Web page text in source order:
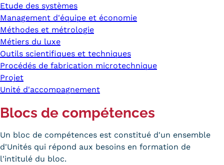
Etude des systèmes
Management d'équipe et économie
Méthodes et métrologie
Métiers du luxe
Outils scientifiques et techniques
Procédés de fabrication microtechnique
Projet
Unité d'accompagnement
Blocs de compétences
Un bloc de compétences est constitué d'un ensemble
d'Unités qui répond aux besoins en formation de
l'intitulé du bloc.